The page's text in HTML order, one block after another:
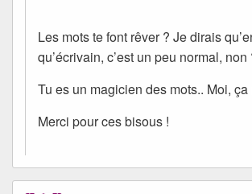
Les mots te font rêver ? Je dirais
qu’écrivain, c’est un peu normal, non
Tu es un magicien des mots.. Moi, ça
Merci pour ces bisous !